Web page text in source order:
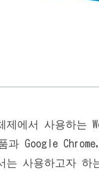
제에서 사용하
과 Google
는 사용하고자 하